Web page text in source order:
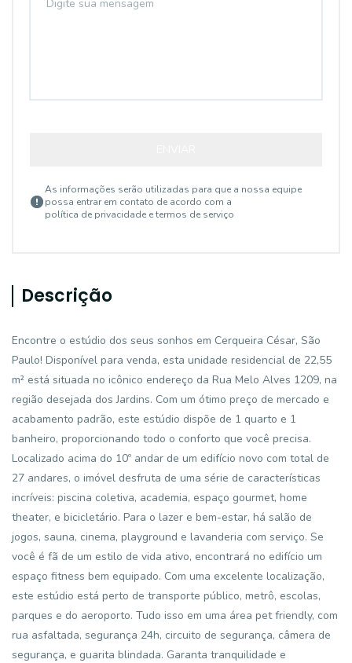
As informações serão utilizadas para que a nossa equipe
possa entrar em contato de acordo com a
política de privacidade e termos de serviço
Descrição
Encontre o estúdio dos seus sonhos em Cerqueira César, São
Paulo! Disponível para venda, esta unidade residencial de 22,55
m² está situada no icônico endereço da Rua Melo Alves 1209, na
região desejada dos Jardins. Com um ótimo preço de mercado e
acabamento padrão, este estúdio dispõe de 1 quarto e 1
banheiro, proporcionando todo o conforto que você precisa.
Localizado acima do 10º andar de um edifício novo com total de
27 andares, o imóvel desfruta de uma série de características
incríveis: piscina coletiva, academia, espaço gourmet, home
theater, e bicicletário. Para o lazer e bem-estar, há salão de
jogos, sauna, cinema, playground e lavanderia com serviço. Se
você é fã de um estilo de vida ativo, encontrará no edifício um
espaço fitness bem equipado. Com uma excelente localização,
este estúdio está perto de transporte público, metrô, escolas,
parques e do aeroporto. Tudo isso em uma área pet friendly, com
rua asfaltada, segurança 24h, circuito de segurança, câmera de
segurança, e guarita blindada. Garanta tranquilidade e